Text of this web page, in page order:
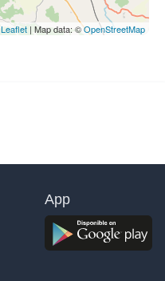
Leaflet | Map data: ©OpenStreetMap
App